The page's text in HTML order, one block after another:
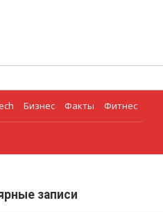
Бизнес Факты Фитнес
записи